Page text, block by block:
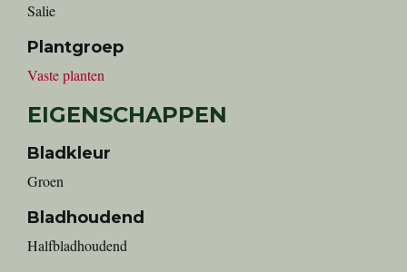
Salie
Plantgroep
Vaste planten
EIGENSCHAPPEN
Bladkleur
Groen
Bladhoudend
Halfbladhoudend